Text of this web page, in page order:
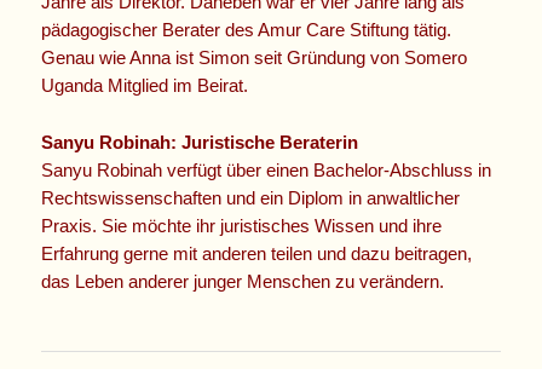
pädagogischer Berater des Amur Care Stiftung tätig.
Genau wie Anna ist Simon seit Gründung von Somero
Uganda Mitglied im Beirat.
Sanyu Robinah: Juristische Beraterin
Sanyu Robinah verfügt über einen Bachelor-Abschluss in
Rechtswissenschaften und ein Diplom in anwaltlicher
Praxis. Sie möchte ihr juristisches Wissen und ihre
Erfahrung gerne mit anderen teilen und dazu beitragen,
das Leben anderer junger Menschen zu verändern.